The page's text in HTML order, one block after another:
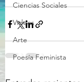
Ciencias Sociales
Videos
Arte
Poesía Feminista